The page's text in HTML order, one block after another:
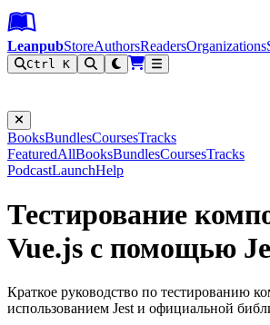
Leanpub Header
Leanpub Navigation
Skip to main content
Go to Leanpub.com
LeanpubStoreAuthorsReadersOrganizations
Ctrl K
BooksBundlesCoursesTracks
FeaturedAllBooksBundlesCoursesTracks
PodcastLaunchHelp
Тестирование
Vue.js с помощью
Краткое руководство по тестированию
использованием Jest и официальной